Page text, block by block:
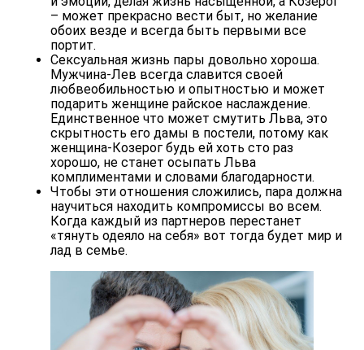
– может прекрасно вести быт, но желание
обоих везде и всегда быть первыми все
портит.
Сексуальная жизнь пары довольно хороша.
Мужчина-Лев всегда славится своей
любвеобильностью и опытностью и может
подарить женщине райское наслаждение.
Единственное что может смутить Льва, это
скрытность его дамы в постели, потому как
женщина-Козерог будь ей хоть сто раз
хорошо, не станет осыпать Льва
комплиментами и словами благодарности.
Чтобы эти отношения сложились, пара должна
научиться находить компромиссы во всем.
Когда каждый из партнеров перестанет
«тянуть одеяло на себя» вот тогда будет мир и
лад в семье.